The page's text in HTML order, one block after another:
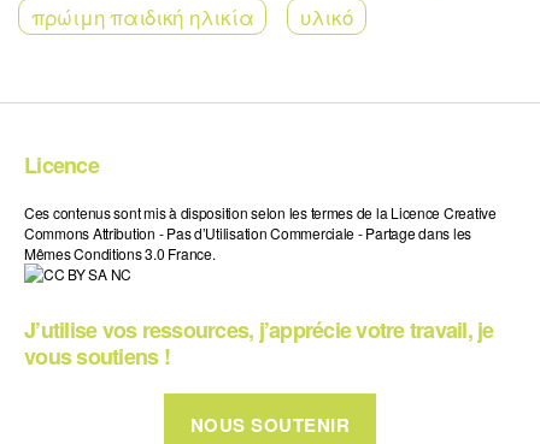
πρώιμη παιδική ηλικία
υλικό
Licence
Ces contenus sont mis à disposition selon les termes de la Licence Creative
Commons Attribution - Pas d’Utilisation Commerciale - Partage dans les
Mêmes Conditions 3.0 France.
J’utilise vos ressources, j’apprécie votre travail, je
vous soutiens !
NOUS SOUTENIR